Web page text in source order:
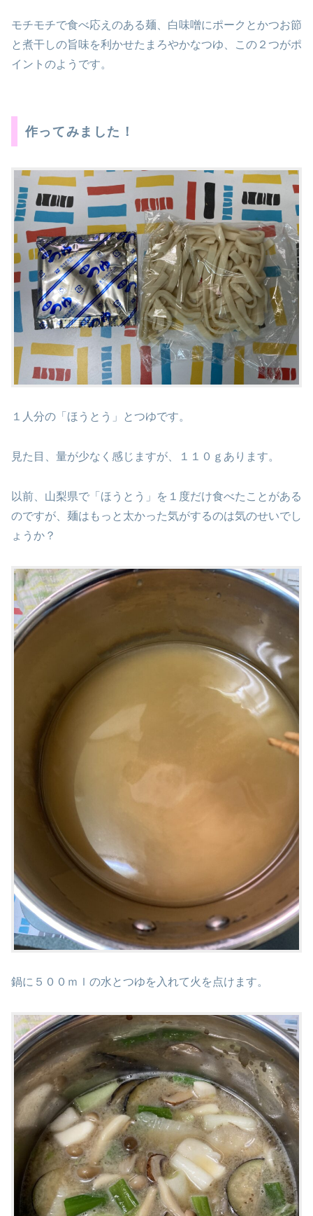
モチモチで食べ応えのある麺、白味噌にポークとかつお節
と煮干しの旨味を利かせたまろやかなつゆ、この２つがポ
イントのようです。
作ってみました！
１人分の「ほうとう」とつゆです。
見た目、量が少なく感じますが、１１０ｇあります。
以前、山梨県で「ほうとう」を１度だけ食べたことがある
のですが、麺はもっと太かった気がするのは気のせいでし
ょうか？
鍋に５００ｍｌの水とつゆを入れて火を点けます。